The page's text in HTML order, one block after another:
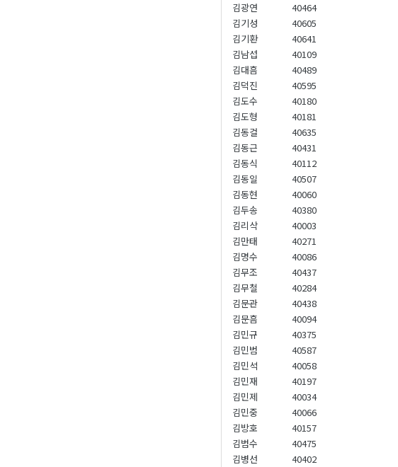
김광연
40464
김기성
40605
김기환
40641
김남섭
40109
김대흠
40489
김덕진
40595
김도수
40180
김도형
40181
김동걸
40635
김동근
40431
김동식
40112
김동일
40507
김동현
40060
김두송
40380
김리삭
40003
김만태
40271
김명수
40086
김무조
40437
김무철
40284
김문관
40438
김문흠
40094
김민규
40375
김민범
40587
김민석
40058
김민재
40197
김민제
40034
김민중
40066
김방호
40157
김범수
40475
김병선
40402